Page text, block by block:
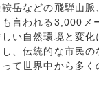
岳などの飛騨山脈
も言われる3,000メ
い自然環境と変化
、伝統的な市民
て世界中から多く